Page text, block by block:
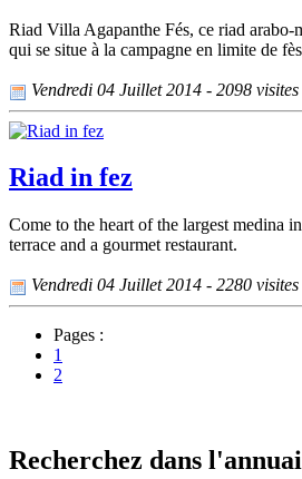
Riad Villa Agapanthe Fés, ce riad arabo-
qui se situe à la campagne en limite de
Vendredi 04 Juillet 2014 - 2098 visites
Riad in fez
Come to the heart of the largest medina
terrace and a gourmet restaurant.
Vendredi 04 Juillet 2014 - 2280 visites
Pages :
1
2
Recherchez dans